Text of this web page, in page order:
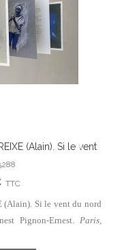
(Alain). Si le vent
d'Ernest Pignon-
TTC
(Alain). Si le vent du nord
Pignon-Ernest. Paris,